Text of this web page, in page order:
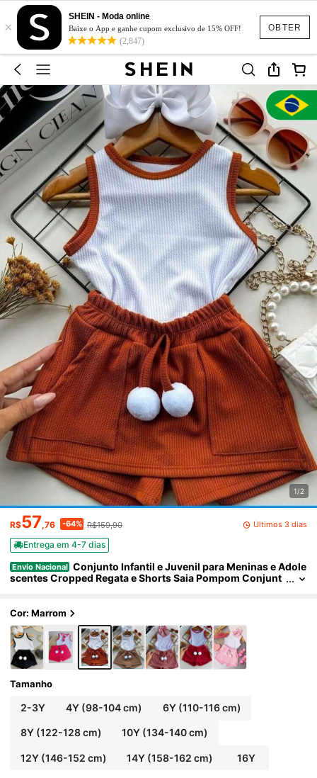
OBTER
×
SHEIN - Moda online
Baixe o App e ganhe cupom exclusivo de 15% OFF!
(2,847)
1/2
R$57,76 -64% R$159,90 Últimos 3 dias
Entrega em 4-7 dias
Envio Nacional Conjunto Infantil e Juvenil para Meninas e Adole
scentes Cropped Regata e Shorts Saia Pompom Conjunt
Cor: Marrom
Tamanho
2-3Y 4Y (98-104 cm) 6Y(110-116 cm)
8Y(122-128 cm) 10Y (134-140 cm)
12Y(146-152 cm) 14Y (158-162 cm) 16Y